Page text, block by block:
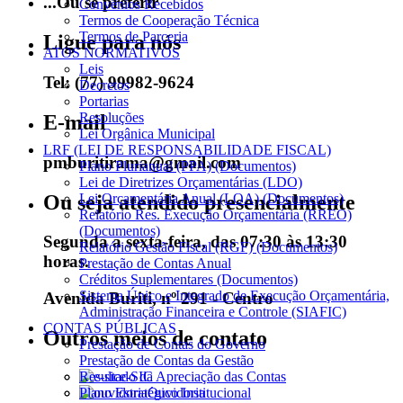
Ligue para nós
Tel: (77) 99982-9624
E-mail
pmburitirama@gmail.com
Ou seja atendido presencialmente
Segunda a sexta-feira, das 07:30 às 13:30
horas.
Avenida Buriti, nº 291 - Centro
Outros meios de contato
e-SIC
Ouvidoria
Convênios Recebidos
Termos de Cooperação Técnica
Termos de Parceria
ATOS NORMATIVOS
Leis
Decretos
Portarias
Resoluções
Lei Orgânica Municipal
LRF (LEI DE RESPONSABILIDADE FISCAL)
Plano Plurianual (PPA) (Documentos)
Lei de Diretrizes Orçamentárias (LDO)
Lei Orçamentária Anual (LOA) (Documentos)
Relatório Res. Execução Orçamentária (RREO)
(Documentos)
Relatório Gestão Fiscal (RGF) (Documentos)
Prestação de Contas Anual
Créditos Suplementares (Documentos)
Sistema Único e Integrado de Execução Orçamentária,
Administração Financeira e Controle (SIAFIC)
CONTAS PÚBLICAS
Prestação de Contas do Governo
Prestação de Contas da Gestão
Resultado da Apreciação das Contas
Plano Estratégico Institucional